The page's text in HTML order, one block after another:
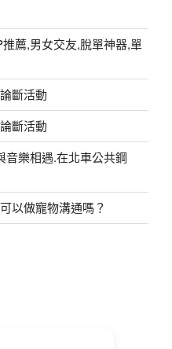
薦,男女交友,脫單神器,單
斷活動
斷活動
音樂相遇.在北車公共鋼
以做寵物溝通嗎？